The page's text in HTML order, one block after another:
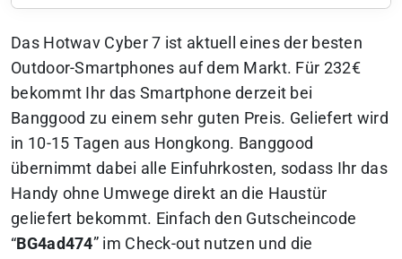
Das Hotwav Cyber 7 ist aktuell eines der besten
Outdoor-Smartphones auf dem Markt. Für 232€
bekommt Ihr das Smartphone derzeit bei
Banggood zu einem sehr guten Preis. Geliefert wird
in 10-15 Tagen aus Hongkong. Banggood
übernimmt dabei alle Einfuhrkosten, sodass Ihr das
Handy ohne Umwege direkt an die Haustür
geliefert bekommt. Einfach den Gutscheincode
“BG4ad474” im Check-out nutzen und die